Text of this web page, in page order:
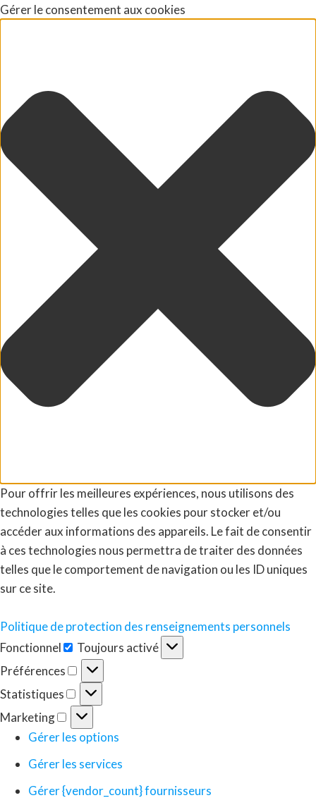
Gérer le consentement aux cookies
Pour offrir les meilleures expériences, nous utilisons des
technologies telles que les cookies pour stocker et/ou
accéder aux informations des appareils. Le fait de consentir
à ces technologies nous permettra de traiter des données
telles que le comportement de navigation ou les ID uniques
sur ce site.
Politique de protection des renseignements personnels
Fonctionnel
Fonctionnel
Toujours activé
Préférences
Préférences
Statistiques
Statistiques
Marketing
Marketing
Gérer les options
Gérer les services
Gérer {vendor_count} fournisseurs